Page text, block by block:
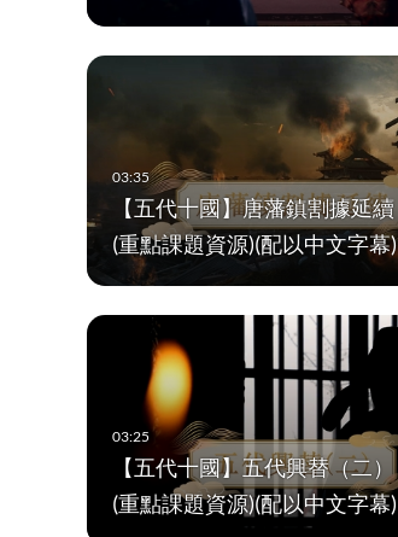
【五代十國】唐藩鎮割據延續
(重點課題資源)(配以中文字幕)
【五代十國】五代興替（二）
(重點課題資源)(配以中文字幕)